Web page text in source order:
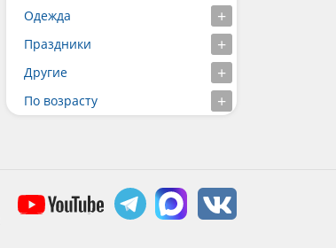
Одежда
Праздники
Другие
По возрасту